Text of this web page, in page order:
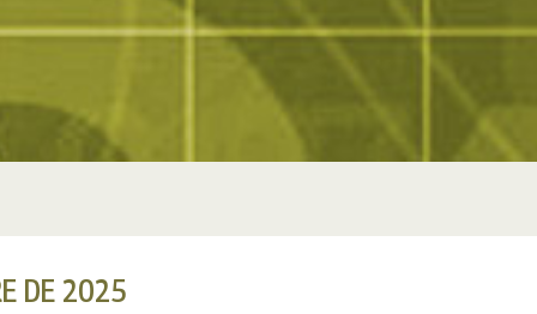
DE 2025